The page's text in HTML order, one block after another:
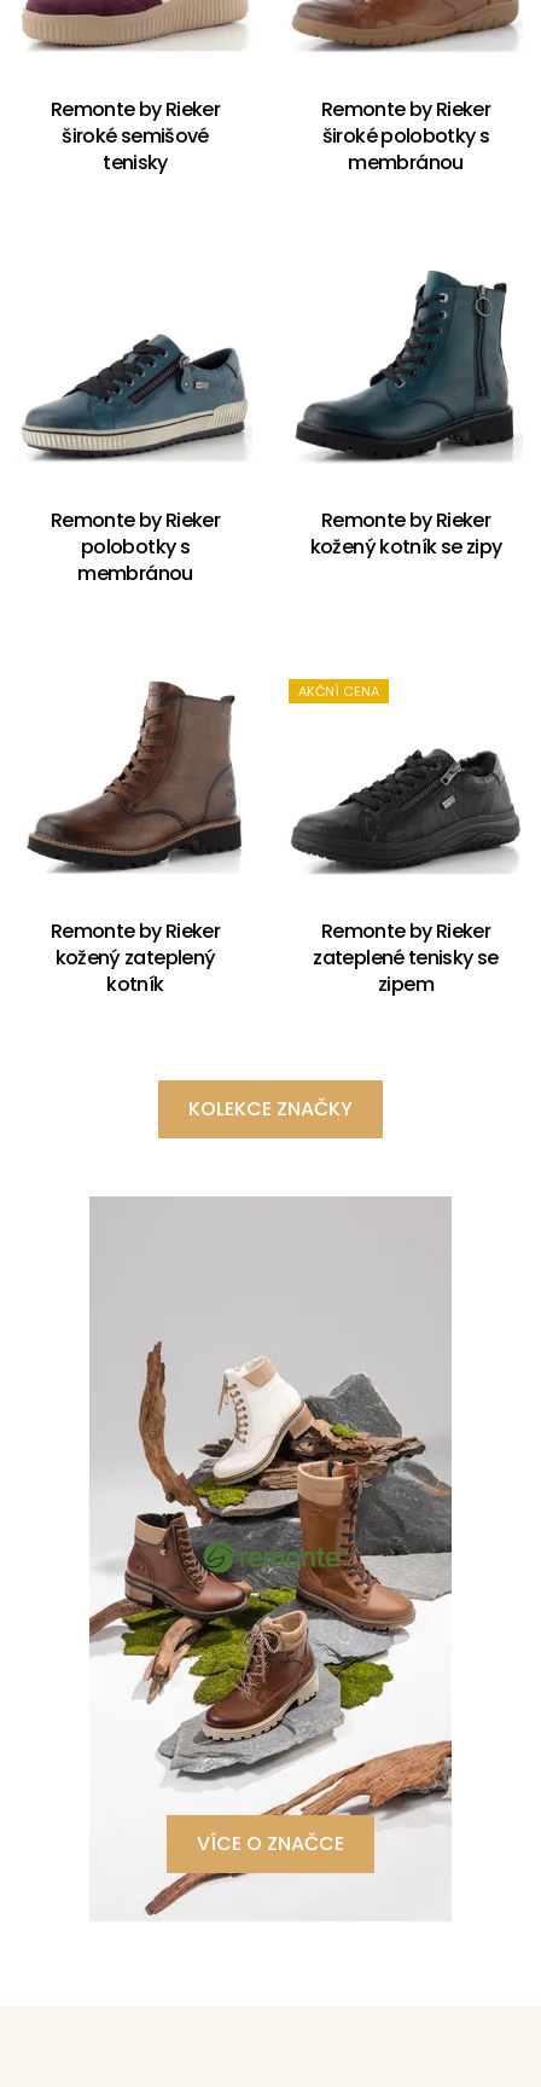
Remonte by Rieker
široké semišové
tenisky
Remonte by Rieker
široké polobotky s
membránou
Remonte by Rieker
polobotky s
membránou
Remonte by Rieker
kožený kotník se zipy
Remonte by Rieker
kožený zateplený
kotník
AKČNÍ CENA
Remonte by Rieker
zateplené tenisky se
zipem
KOLEKCE ZNAČKY
VÍCE O ZNAČCE